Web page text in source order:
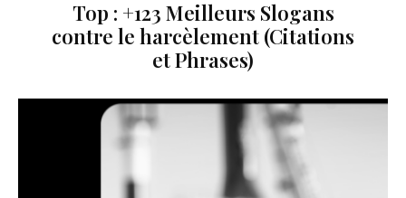
Top : +123 Meilleurs Slogans
contre le harcèlement (Citations
et Phrases)